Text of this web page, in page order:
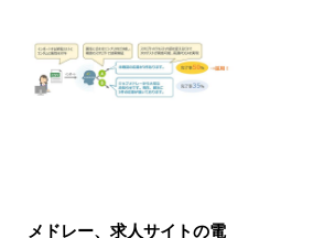
メドレー、求人サイトの電